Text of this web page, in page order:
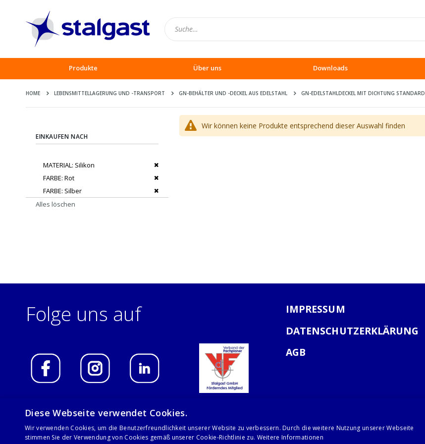
Produkte Über uns Downloads
HOME LEBENSMITTELLAGERUNG UND -TRANSPORT GN-BEHÄLTER UND -DECKEL AUS EDELSTAHL GN-EDELSTAHLDECKEL MIT DICHTUNG STANDARD
Wir können keine Produkte entsprechend dieser Auswahl finden
EINKAUFEN NACH
MATERIAL Silikon
Dies entfernen
FARBE Rot
Dies entfernen
FARBE Silber
Dies entfernen
Alles löschen
Folge uns auf
IMPRESSUM
DATENSCHUTZERKLÄRUNG
AGB
© 2021 Stalgast GmbH
Diese Webseite verwendet Cookies.
Wir verwenden Cookies, um die Benutzerfreundlichkeit unserer Website zu verbessern. Durch die weitere Nutzung unserer Webseite
stimmen Sie der Verwendung von Cookies gemäß unserer Cookie-Richtlinie zu. Weitere Informationen